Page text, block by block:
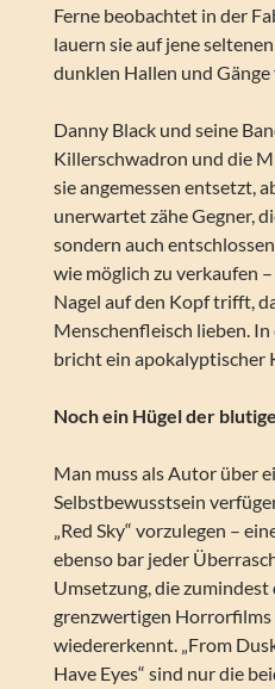
Ferne beobachtet in der
lauern sie auf jene
dunklen Hallen und
Danny Black und seine
Killerschwadron und die
sie angemessen entsetzt,
unerwartet zähe Gegner,
sondern auch
wie möglich zu verkaufen
Nagel auf den Kopf trifft,
Menschenfleisch lieben.
bricht ein apokalyptischer
Noch ein Hügel der
Man muss als Autor über
Selbstbewusstsein
„Red Sky“ vorzulegen –
ebenso bar jeder
Umsetzung, die zumindest
grenzwertigen
wiedererkennt. „From
Have Eyes“ sind nur die